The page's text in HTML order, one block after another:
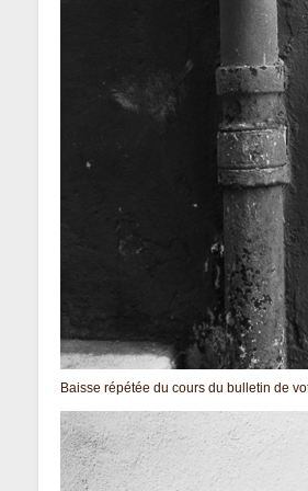
Baisse répétée du cours du bulletin de